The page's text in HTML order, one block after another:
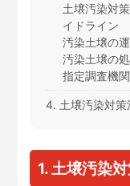
土壌汚染対
イドライン
汚染土壌の
汚染土壌の
指定調査機
4. 土壌汚染対
1. 土壌汚染